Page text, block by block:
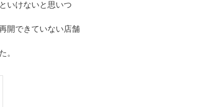
いけないと思いつ
開できていない店舗
。